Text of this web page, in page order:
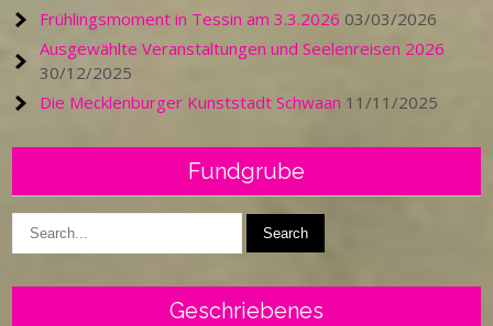
Frühlingsmoment in Tessin am 3.3.2026 03/03/2026
Ausgewählte Veranstaltungen und Seelenreisen 2026
30/12/2025
Die Mecklenburger Kunststadt Schwaan 11/11/2025
Fundgrube
Geschriebenes